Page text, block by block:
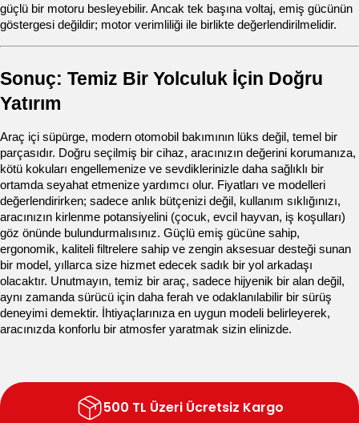
güçlü bir motoru besleyebilir. Ancak tek başına voltaj, emiş gücünün
göstergesi değildir; motor verimliliği ile birlikte değerlendirilmelidir.
Sonuç: Temiz Bir Yolculuk İçin Doğru
Yatırım
Araç içi süpürge, modern otomobil bakımının lüks değil, temel bir
parçasıdır. Doğru seçilmiş bir cihaz, aracınızın değerini korumanıza,
kötü kokuları engellemenize ve sevdiklerinizle daha sağlıklı bir
ortamda seyahat etmenize yardımcı olur. Fiyatları ve modelleri
değerlendirirken; sadece anlık bütçenizi değil, kullanım sıklığınızı,
aracınızın kirlenme potansiyelini (çocuk, evcil hayvan, iş koşulları)
göz önünde bulundurmalısınız. Güçlü emiş gücüne sahip,
ergonomik, kaliteli filtrelere sahip ve zengin aksesuar desteği sunan
bir model, yıllarca size hizmet edecek sadık bir yol arkadaşı
olacaktır. Unutmayın, temiz bir araç, sadece hijyenik bir alan değil,
aynı zamanda sürücü için daha ferah ve odaklanılabilir bir sürüş
deneyimi demektir. İhtiyaçlarınıza en uygun modeli belirleyerek,
aracınızda konforlu bir atmosfer yaratmak sizin elinizde.
500 TL Üzeri Ücretsiz Kargo